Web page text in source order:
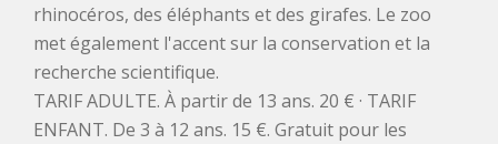
rhinocéros, des éléphants et des girafes. Le zoo
met également l'accent sur la conservation et la
recherche scientifique.
TARIF ADULTE. À partir de 13 ans. 20 € · TARIF
ENFANT. De 3 à 12 ans. 15 €. Gratuit pour les